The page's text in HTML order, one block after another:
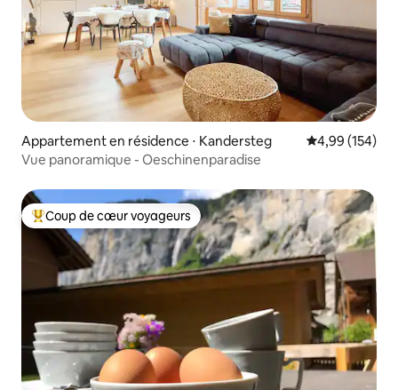
Appartement en résidence ⋅ Kandersteg Évaluation
4,99 (154)
Vue panoramique - Oeschinenparadise
Coups de cœur voyageurs les plus appréciés
Coup de cœur voyageurs